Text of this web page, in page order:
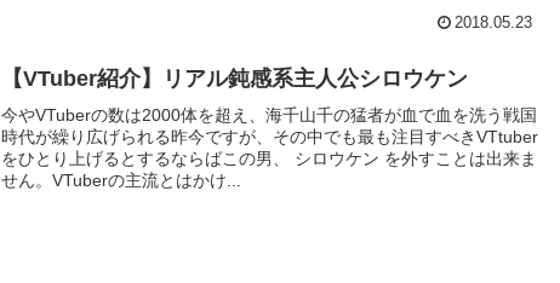
2018.05.23
【VTuber紹介】リアル鈍感系主人公シロウケン
今やVTuberの数は2000体を超え、海千山千の猛者が血で血を洗う戦国
時代が繰り広げられる昨今ですが、その中でも最も注目すべきVTtuber
をひとり上げるとするならばこの男、 シロウケン を外すことは出来ま
せん。VTuberの主流とはかけ...